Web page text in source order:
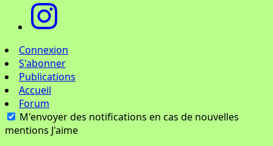
Connexion
S'abonner
Publications
Accueil
Forum
M'envoyer des notifications en cas de nouvelles
mentions J'aime